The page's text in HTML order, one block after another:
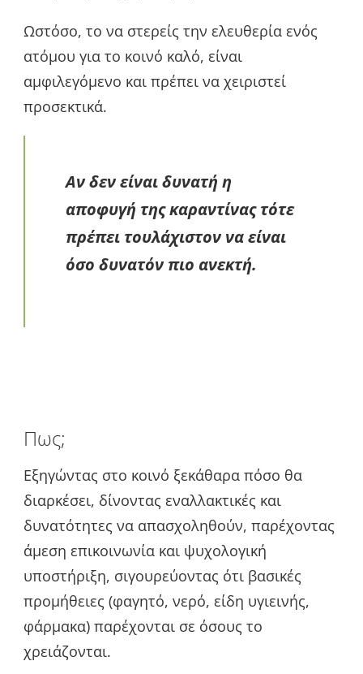
Ωστόσο, το να στερείς την ελευθερία ενός
ατόμου για το κοινό καλό, είναι
αμφιλεγόμενο και πρέπει να χειριστεί
προσεκτικά.
Αν δεν είναι δυνατή η
αποφυγή της καραντίνας τότε
πρέπει τουλάχιστον να είναι
όσο δυνατόν πιο ανεκτή.
Πως;
Εξηγώντας στο κοινό ξεκάθαρα πόσο θα
διαρκέσει, δίνοντας εναλλακτικές και
δυνατότητες να απασχοληθούν, παρέχοντας
άμεση επικοινωνία και ψυχολογική
υποστήριξη, σιγουρεύοντας ότι βασικές
προμήθειες (φαγητό, νερό, είδη υγιεινής,
φάρμακα) παρέχονται σε όσους το
χρειάζονται.